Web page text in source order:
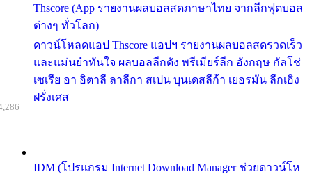
Thscore (App รายงานผลบอลสดภาษาไทย จากลีกฟุตบอล
ต่างๆ ทั่วโลก)
ดาวน์โหลดแอป Thscore แอปฯ รายงานผลบอลสดรวดเร็ว
และแม่นยำทันใจ ผลบอลลีกดัง พรีเมียร์ลีก อังกฤษ กัลโช่
เซเรีย อา อิตาลี ลาลีกา สเปน บุนเดสลีก้า เยอรมัน ลีกเอิง
ฝรั่งเศส
IDM (โปรแกรม Internet Download Manager ช่วยดาวน์โห